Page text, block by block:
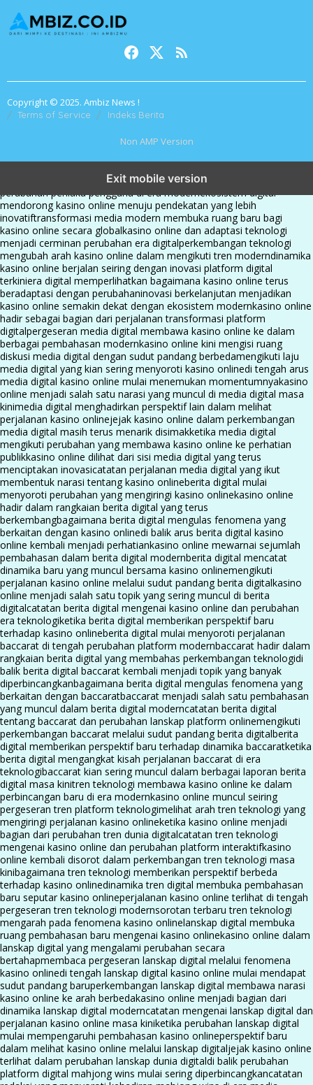
Copyright © 2025. Ambiz News !
Terms of Service Indeks Berita
Non AMP Version
Exit mobile version
perkembangan kasino online mencerminkan
perubahan perilaku pengguna di era modernekosistem digital
mendorong kasino online menuju pendekatan yang lebih
inovatiftransformasi media modern membuka ruang baru bagi
kasino online secara globalkasino online dan adaptasi teknologi
menjadi cerminan perubahan era digitalperkembangan teknologi
mengubah arah kasino online dalam mengikuti tren moderndinamika
kasino online berjalan seiring dengan inovasi platform digital
terkiniera digital memperlihatkan bagaimana kasino online terus
beradaptasi dengan perubahaninovasi berkelanjutan menjadikan
kasino online semakin dekat dengan ekosistem modernkasino online
hadir sebagai bagian dari perjalanan transformasi platform
digitalpergeseran media digital membawa kasino online ke dalam
berbagai pembahasan modernkasino online kini mengisi ruang
diskusi media digital dengan sudut pandang berbedamengikuti laju
media digital yang kian sering menyoroti kasino onlinedi tengah arus
media digital kasino online mulai menemukan momentumnyakasino
online menjadi salah satu narasi yang muncul di media digital masa
kinimedia digital menghadirkan perspektif lain dalam melihat
perjalanan kasino onlinejejak kasino online dalam perkembangan
media digital masih terus menarik disimakketika media digital
mengikuti perubahan yang membawa kasino online ke perhatian
publikkasino online dilihat dari sisi media digital yang terus
menciptakan inovasicatatan perjalanan media digital yang ikut
membentuk narasi tentang kasino onlineberita digital mulai
menyoroti perubahan yang mengiringi kasino onlinekasino online
hadir dalam rangkaian berita digital yang terus
berkembangbagaimana berita digital mengulas fenomena yang
berkaitan dengan kasino onlinedi balik arus berita digital kasino
online kembali menjadi perhatiankasino online mewarnai sejumlah
pembahasan dalam berita digital modernberita digital mencatat
dinamika baru yang muncul bersama kasino onlinemengikuti
perjalanan kasino online melalui sudut pandang berita digitalkasino
online menjadi salah satu topik yang sering muncul di berita
digitalcatatan berita digital mengenai kasino online dan perubahan
era teknologiketika berita digital memberikan perspektif baru
terhadap kasino onlineberita digital mulai menyoroti perjalanan
baccarat di tengah perubahan platform modernbaccarat hadir dalam
rangkaian berita digital yang membahas perkembangan teknologidi
balik berita digital baccarat kembali menjadi topik yang banyak
diperbincangkanbagaimana berita digital mengulas fenomena yang
berkaitan dengan baccaratbaccarat menjadi salah satu pembahasan
yang muncul dalam berita digital moderncatatan berita digital
tentang baccarat dan perubahan lanskap platform onlinemengikuti
perkembangan baccarat melalui sudut pandang berita digitalberita
digital memberikan perspektif baru terhadap dinamika baccaratketika
berita digital mengangkat kisah perjalanan baccarat di era
teknologibaccarat kian sering muncul dalam berbagai laporan berita
digital masa kinitren teknologi membawa kasino online ke dalam
perbincangan baru di era modernkasino online muncul seiring
pergeseran tren platform teknologimelihat arah tren teknologi yang
mengiringi perjalanan kasino onlineketika kasino online menjadi
bagian dari perubahan tren dunia digitalcatatan tren teknologi
mengenai kasino online dan perubahan platform interaktifkasino
online kembali disorot dalam perkembangan tren teknologi masa
kinibagaimana tren teknologi memberikan perspektif berbeda
terhadap kasino onlinedinamika tren digital membuka pembahasan
baru seputar kasino onlineperjalanan kasino online terlihat di tengah
pergeseran tren teknologi modernsorotan terbaru tren teknologi
mengarah pada fenomena kasino onlinelanskap digital membuka
ruang pembahasan baru mengenai kasino onlinekasino online dalam
lanskap digital yang mengalami perubahan secara
bertahapmembaca pergeseran lanskap digital melalui fenomena
kasino onlinedi tengah lanskap digital kasino online mulai mendapat
sudut pandang baruperkembangan lanskap digital membawa narasi
kasino online ke arah berbedakasino online menjadi bagian dari
dinamika lanskap digital moderncatatan mengenai lanskap digital dan
perjalanan kasino online masa kiniketika perubahan lanskap digital
mulai mempengaruhi pembahasan kasino onlineperspektif baru
dalam melihat kasino online melalui lanskap digitaljejak kasino online
terlihat dalam perubahan lanskap dunia digitaldi balik perubahan
platform digital mahjong wins mulai sering diperbincangkancatatan